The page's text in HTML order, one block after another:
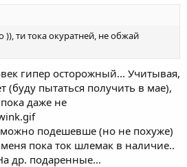
ти тока окуратней, не обжай
гипер осторожный... Учитывая,
(буду пытаться получить в мае),
даже не
можно подешевше (но не похуже)
пока ток шлемак в наличие..
др. подаренные...